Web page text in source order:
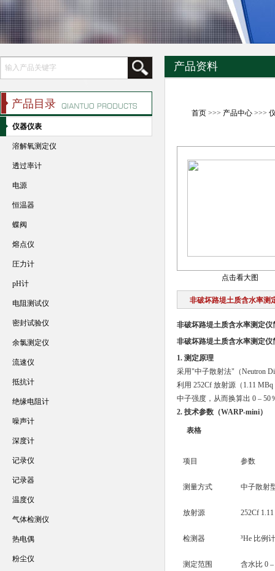
产品资料
首页>>> 产品中心>>>
点击看大图
非破坏路堤土质含水率测
非破坏路堤土质含水率测定
非破坏路堤土质含水率测定
1. 测定原理
采用"中子散射法"（Neutron
利用 252Cf 放射源（1.11
中子强度，从而换算出 0 – 50
2. 技术参数（WARP-mini）
表格
项目 参数
测量方式 中子散射
放射源 252Cf
检测器 ³He 比例
测定范围
含水比 0
产品目录
仪器仪表
溶解氧测定仪
透过率计
电源
恒温器
蝶阀
熔点仪
圧力计
pH计
电阻测试仪
密封试验仪
余氯测定仪
流速仪
抵抗计
绝缘电阻计
噪声计
深度计
记录仪
记录器
温度仪
气体检测仪
热电偶
粉尘仪